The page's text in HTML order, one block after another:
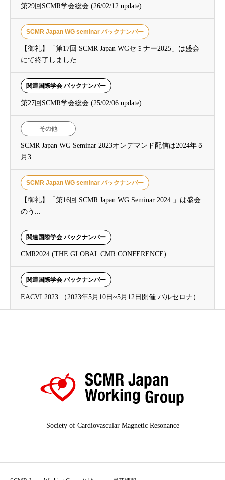
第29回SCMR学会総会 (26/02/12 update)
SCMR Japan WG seminar バックナンバー
【御礼】「第17回 SCMR Japan WGセミナー2025」は盛会
にて終了しました...
関連国際学会 バックナンバー
第27回SCMR学会総会 (25/02/06 update)
その他
SCMR Japan WG Seminar 2023オンデマンド配信は2024年５
月3...
SCMR Japan WG seminar バックナンバー
【御礼】「第16回 SCMR Japan WG Seminar 2024 」は盛会
のう...
関連国際学会 バックナンバー
CMR2024 (THE GLOBAL CMR CONFERENCE)
関連国際学会 バックナンバー
EACVI 2023 （2023年5月10日~5月12日開催 バルセロナ）
Society of Cardiovascular Magnetic Resonance